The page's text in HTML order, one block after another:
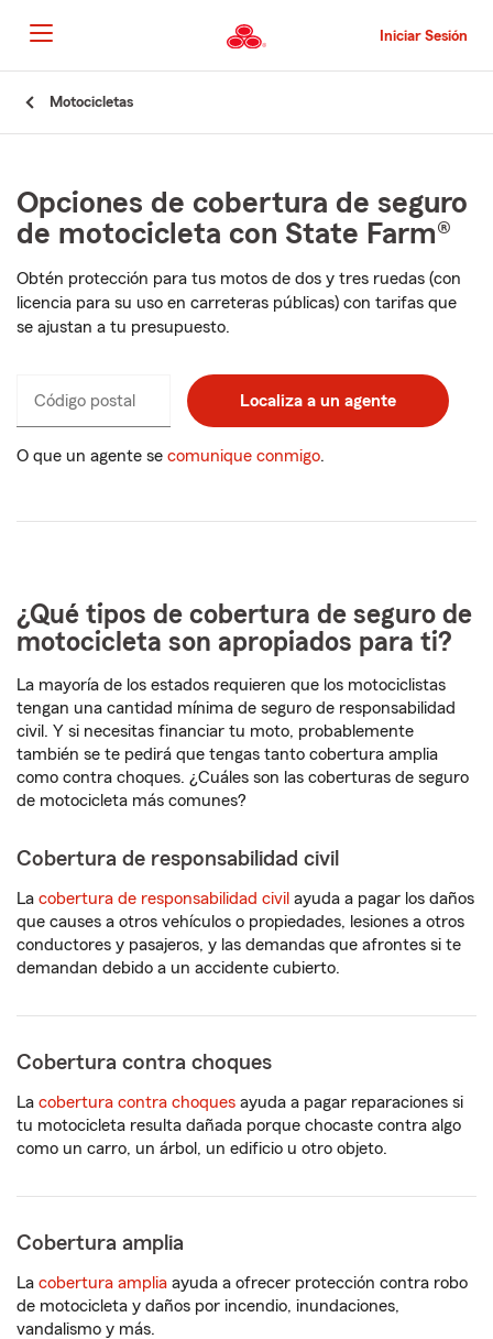
al
contenido
principal
Iniciar Sesión
Motocicletas
Opciones de cobertura de seguro
de motocicleta con State Farm®
Obtén protección para tus motos de dos y tres ruedas (con
licencia para su uso en carreteras públicas) con tarifas que
se ajustan a tu presupuesto.
Código postal
Ingresa
postal
dígitos
_____ Localiza a un agente
O que un agente se comunique conmigo.
¿Qué tipos de cobertura de seguro de
motocicleta son apropiados para ti?
La mayoría de los estados requieren que los motociclistas
tengan una cantidad mínima de seguro de responsabilidad
civil. Y si necesitas financiar tu moto, probablemente
también se te pedirá que tengas tanto cobertura amplia
como contra choques. ¿Cuáles son las coberturas de seguro
de motocicleta más comunes?
Cobertura de responsabilidad civil
La cobertura de responsabilidad civil ayuda a pagar los daños
que causes a otros vehículos o propiedades, lesiones a otros
conductores y pasajeros, y las demandas que afrontes si te
demandan debido a un accidente cubierto.
Cobertura contra choques
La cobertura contra choques ayuda a pagar reparaciones si
tu motocicleta resulta dañada porque chocaste contra algo
como un carro, un árbol, un edificio u otro objeto.
Cobertura amplia
La cobertura amplia ayuda a ofrecer protección contra robo
de motocicleta y daños por incendio, inundaciones,
vandalismo y más.